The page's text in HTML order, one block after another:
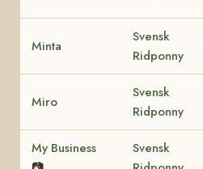
Minta
Svensk
Ridponny
Miro
Svensk
Ridponny
My Business
Svensk